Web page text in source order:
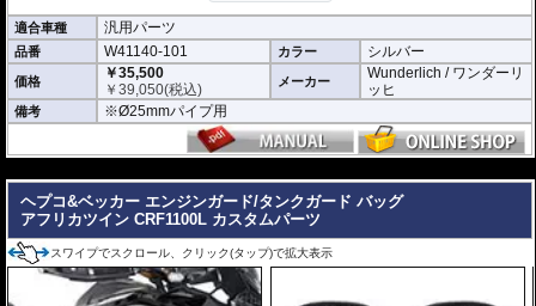
滑り止めラバー付属
フットレスト表面には滑り止めラバーを装備。安定した足掛かりを確保し、
快適な使用感を実現します。
使わない時はコンパクトに収納
折りたたみ式を採用しているため、使用しない時はスマートに収納可能。車
体のスタイリングを損なうことなく装着できます。
高い汎用性
直径25mmのエンジンガードであれば装着可能。さまざまな車両で使用でき
る汎用性の高い設計です。
※商品は汎用品となります。事前にお持ちのエンジンガードの直径と取り付け
部分が取付要件を満たしていることをお確かめください。
適合車種 汎用パーツ
品番 W41140-101 カラー シルバー
価格
￥35,500
￥39,050(税込) メーカー
Wunderlich / ワンダーリ
ッヒ
備考 ※Ø25mmパイプ用
ヘプコ&ベッカー エンジンガード/タンクガード バッグ
アフリカツイン CRF1100L カスタムパーツ
スワイプでスクロール、クリック(タップ)で拡大表示